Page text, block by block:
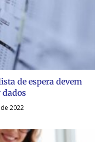
de espera devem
2022